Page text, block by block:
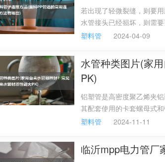
全的需求，具有较高的抗老化能力。如果
公称直径是最大的PVC管。
如果是160毫米的直径，家庭环境当中也
选择200毫米、250毫米，甚至能够达到
口径pvc管的规格有哪几种？
塑料生产的大口径管是从直径160、200、250、
管件名称及图片
部分国标pvc管件名称及图片（图片一到图
若出现了轻微裂缝，则要
水管接头已经损坏，则需
法兰，再放置适当的垫圈
塑料管 2024-04-09
水管种类图片(家
PK)
铝塑管是高密度聚乙烯夹
其配套使用的卡套螺母式
PP-R管长期工作温度不能
人体的健康。不过，铝塑
成渗漏。
塑料管 2024-11-11
临沂mpp电力管厂